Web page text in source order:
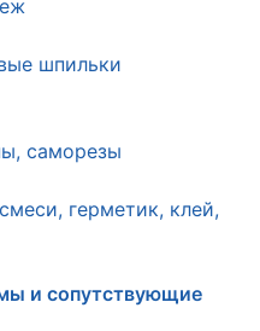
шпильки
саморезы
герметик, клей,
и сопутствующие